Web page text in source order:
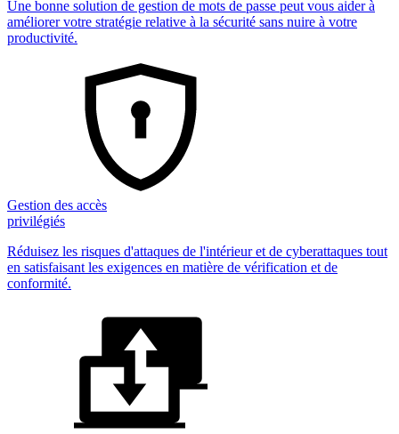
Une bonne solution de gestion de mots de passe peut vous aider à
améliorer votre stratégie relative à la sécurité sans nuire à votre
productivité.
Gestion des accès
privilégiés
Réduisez les risques d'attaques de l'intérieur et de cyberattaques tout
en satisfaisant les exigences en matière de vérification et de
conformité.